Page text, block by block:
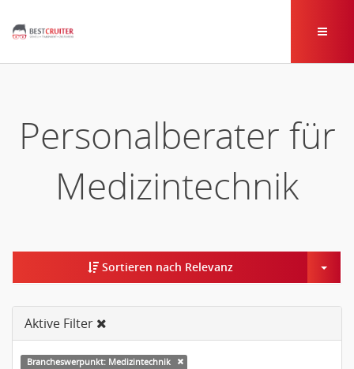
Personalberater für
Medizintechnik
Sortieren nach Relevanz
Aktive Filter
Brancheswerpunkt: Medizintechnik